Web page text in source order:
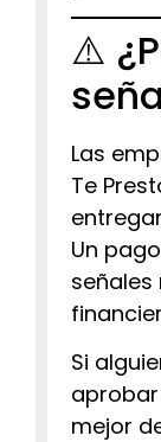
⚠️
Las
Te
Un
Si
mejor